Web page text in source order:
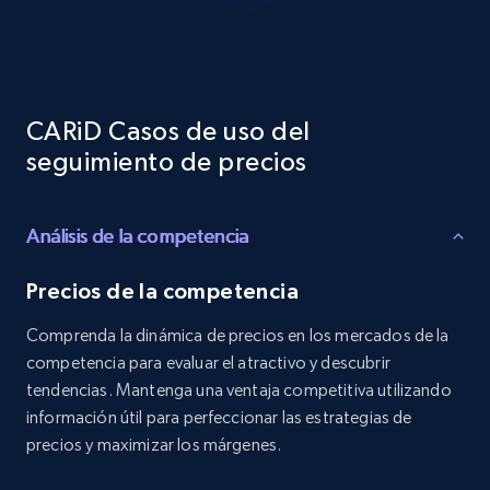
URL, Product id, Listing inventory id, Title, Rating,
price, and more.
1.9K+ 323+ Comenzar ahora
Amazon products search
CARiD Casos de uso del
seguimiento de precios
Análisis de la competencia
Precios de la competencia
Comprenda la dinámica de precios en los mercados de la
competencia para evaluar el atractivo y descubrir
tendencias. Mantenga una ventaja competitiva utilizando
información útil para perfeccionar las estrategias de
precios y maximizar los márgenes.